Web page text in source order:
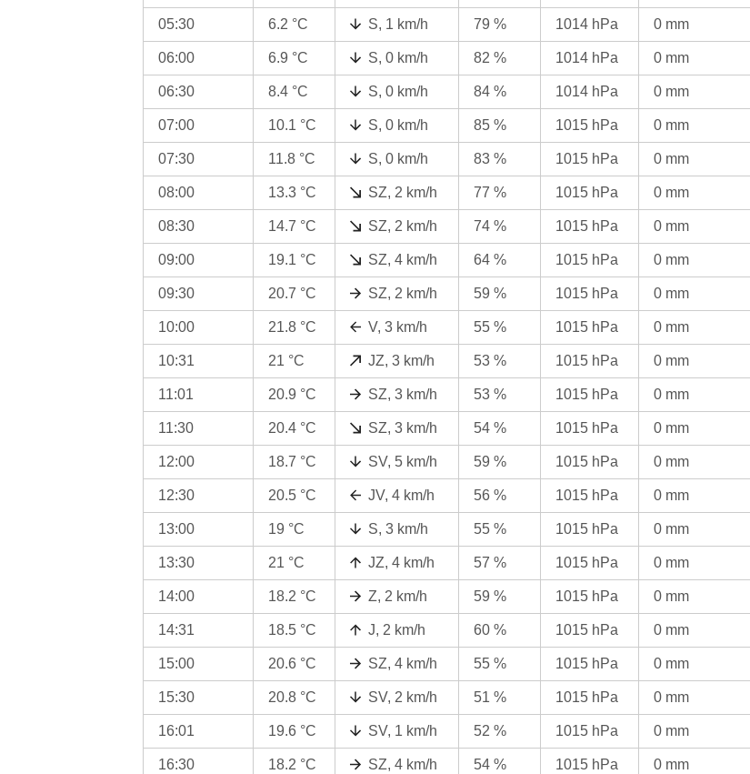
05:30 6.2 °C S, 1 km/h 79 % 1014 hPa 0 mm
06:00 6.9 °C S, 0 km/h 82 % 1014 hPa 0 mm
06:30 8.4 °C S, 0 km/h 84 % 1014 hPa 0 mm
07:00 10.1 °C S, 0 km/h 85 % 1015 hPa 0 mm
07:30 11.8 °C S, 0 km/h 83 % 1015 hPa 0 mm
08:00 13.3 °C SZ, 2 km/h 77 % 1015 hPa 0 mm
08:30 14.7 °C SZ, 2 km/h 74 % 1015 hPa 0 mm
09:00 19.1 °C SZ, 4 km/h 64 % 1015 hPa 0 mm
09:30 20.7 °C SZ, 2 km/h 59 % 1015 hPa 0 mm
10:00 21.8 °C V, 3 km/h 55 % 1015 hPa 0 mm
10:31 21 °C JZ, 3 km/h 53 % 1015 hPa 0 mm
11:01 20.9 °C SZ, 3 km/h 53 % 1015 hPa 0 mm
11:30 20.4 °C SZ, 3 km/h 54 % 1015 hPa 0 mm
12:00 18.7 °C SV, 5 km/h 59 % 1015 hPa 0 mm
12:30 20.5 °C JV, 4 km/h 56 % 1015 hPa 0 mm
13:00 19 °C S, 3 km/h 55 % 1015 hPa 0 mm
13:30 21 °C JZ, 4 km/h 57 % 1015 hPa 0 mm
14:00 18.2 °C Z, 2 km/h 59 % 1015 hPa 0 mm
14:31 18.5 °C J, 2 km/h 60 % 1015 hPa 0 mm
15:00 20.6 °C SZ, 4 km/h 55 % 1015 hPa 0 mm
15:30 20.8 °C SV, 2 km/h 51 % 1015 hPa 0 mm
16:01 19.6 °C SV, 1 km/h 52 % 1015 hPa 0 mm
16:30 18.2 °C SZ, 4 km/h 54 % 1015 hPa 0 mm